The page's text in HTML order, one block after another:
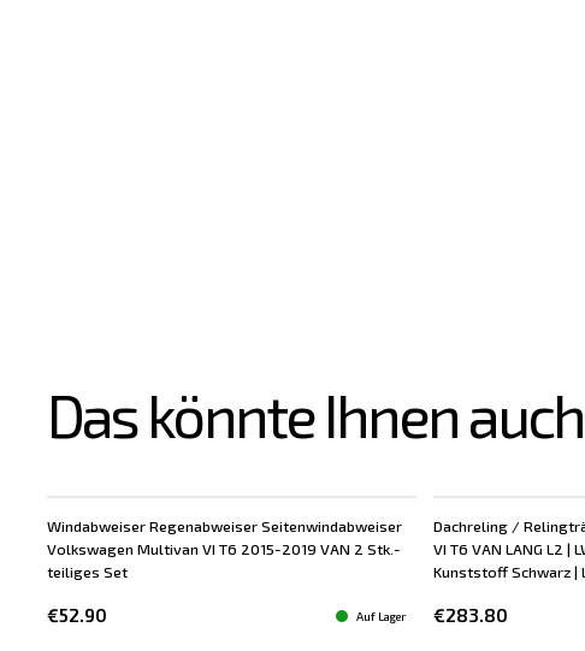
Das könnte Ihnen
Windabweiser Regenabweiser Seitenwindabweiser
Volkswagen Multivan VI T6 2015-2019 VAN 2 Stk.-
teiliges Set
€52.90 Auf Lager
Dachreling /
VI T6 VAN LANG L2 |
Kunststoff Schwarz |
€283.80